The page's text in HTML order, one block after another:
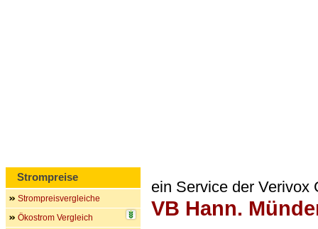
ein Service der Verivox
VB Hann.
Strompreise
Strompreisvergleiche
Ökostrom Vergleich